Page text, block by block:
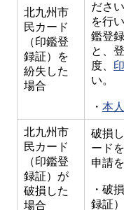
北九州市
民カード
（印鑑登
録証）を
紛失した
場合
ださ
を行
鑑登
と、
度、
い。
・ 本
北九州市
民カード
（印鑑登
録証）が
破損した
場合
破損
ード
申請
・破
録証）